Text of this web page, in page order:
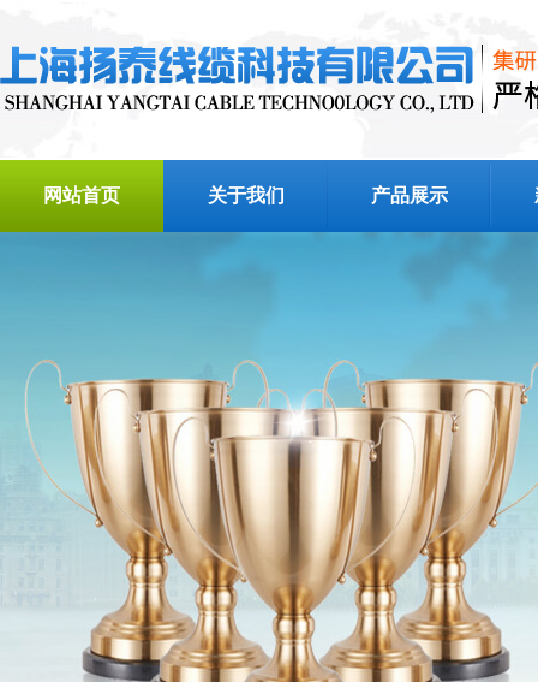
网站首页 关于我们 产品展示